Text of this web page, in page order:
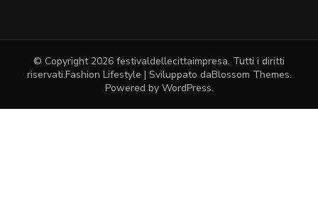
© Copyright 2026 festivaldellecittaimpresa. Tutti i diritti
riservati.Fashion Lifestyle | Sviluppato daBlossom Themes.
Powered by WordPress.